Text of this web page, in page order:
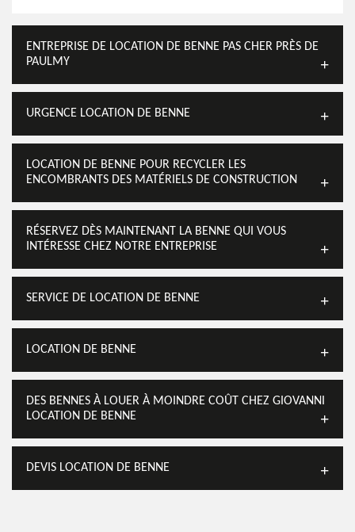
ENTREPRISE DE LOCATION DE BENNE PAS CHER PRÈS DE
PAULMY
URGENCE LOCATION DE BENNE
LOCATION DE BENNE POUR RECYCLER LES
ENCOMBRANTS DES MATÉRIELS DE CONSTRUCTION
RÉSERVEZ DÈS MAINTENANT LA BENNE QUI VOUS
INTÉRESSE CHEZ NOTRE ENTREPRISE
SERVICE DE LOCATION DE BENNE
LOCATION DE BENNE
DES BENNES À LOUER À MOINDRE COÛT CHEZ GIOVANNI
LOCATION DE BENNE
DEVIS LOCATION DE BENNE